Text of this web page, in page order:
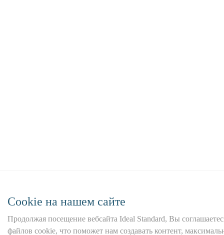
Сookie на нашем сайте
Продолжая посещение вебсайта Ideal Standard, Вы
файлов cookie, что поможет нам создавать контент,